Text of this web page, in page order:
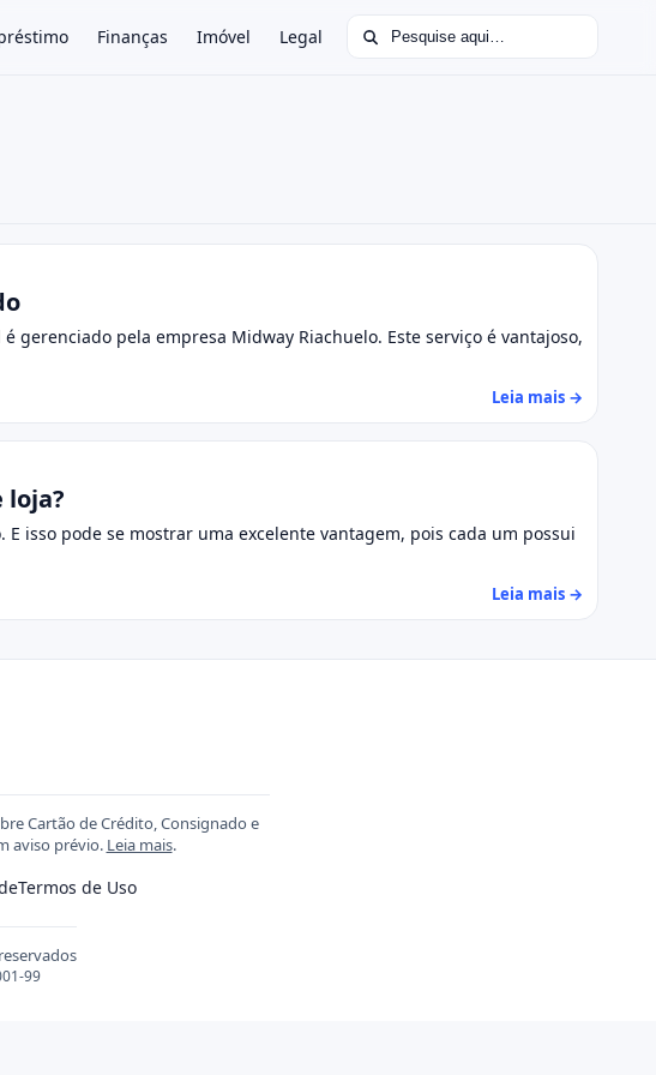
Finanças Imóvel Legal Buscar por:
pela empresa Midway Riachuelo. Este serviço é vantajoso,
Leia mais →
loja?
isso pode se mostrar uma excelente vantagem, pois cada um possui
Leia mais →
Cartão de Crédito, Consignado e
aviso prévio. Leia mais.
Termos de Uso
99